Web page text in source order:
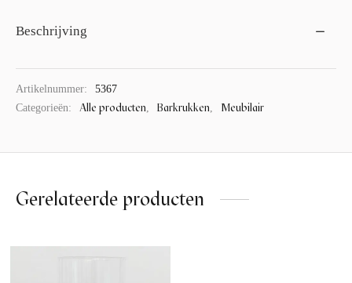
Beschrijving
Artikelnummer:
5367
Categorieën:
Alle producten, Barkrukken, Meubilair
Gerelateerde producten